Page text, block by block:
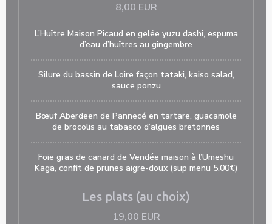
8,00 EUR
L’Huître Maison Picaud en gelée yuzu dashi, espuma
d’eau d’huîtres au gingembre
Silure du bassin de Loire façon tataki, kaiso salad,
sauce ponzu
Bœuf Aberdeen de Pannecé en tartare, guacamole
de brocolis au tabasco d’algues bretonnes
Foie gras de canard de Vendée maison à l’Umeshu
Kaga, confit de prunes aigre-doux (sup menu 5.00€)
Les plats (au choix)
19,00 EUR